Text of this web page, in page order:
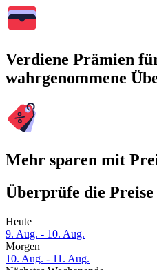
Verdiene Prämien
wahrgenommene
Mehr sparen mit
Überprüfe die
Heute
9. Aug. - 10. Aug.
Morgen
10. Aug. - 11. Aug.